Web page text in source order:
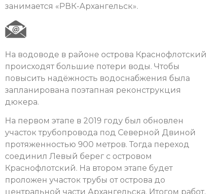
занимается «РВК-Архангельск».
На водоводе в районе острова Краснофлотский
происходят большие потери воды. Чтобы
повысить надёжность водоснабжения была
запланирована поэтапная реконструкция
дюкера.
На первом этапе в 2019 году был обновлен
участок трубопровода под Северной Двиной
протяженностью 900 метров. Тогда переход
соединил Левый берег с островом
Краснофлотский. На втором этапе будет
проложен участок трубы от острова до
центральной части Архангельска. Итогом работ,